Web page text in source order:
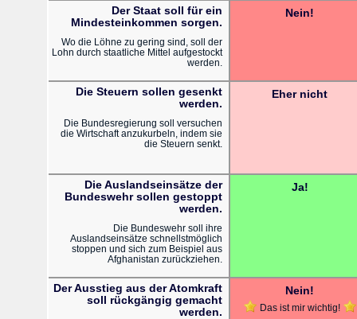
Der Staat soll für ein
Mindesteinkommen sorgen.
Wo die Löhne zu gering sind, soll der
Lohn durch staatliche Mittel aufgestockt
werden.
Nein!
Die Steuern sollen gesenkt
werden.
Die Bundesregierung soll versuchen
die Wirtschaft anzukurbeln, indem sie
die Steuern senkt.
Eher nicht
Die Auslandseinsätze der
Bundeswehr sollen gestoppt
werden.
Die Bundeswehr soll ihre
Auslandseinsätze schnellstmöglich
stoppen und sich zum Beispiel aus
Afghanistan zurückziehen.
Ja!
Der Ausstieg aus der Atomkraft
soll rückgängig gemacht
werden.
Nein!
Das ist mir wichtig!